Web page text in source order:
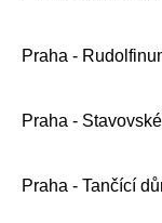
Praha -
Praha -
Praha - Tančící